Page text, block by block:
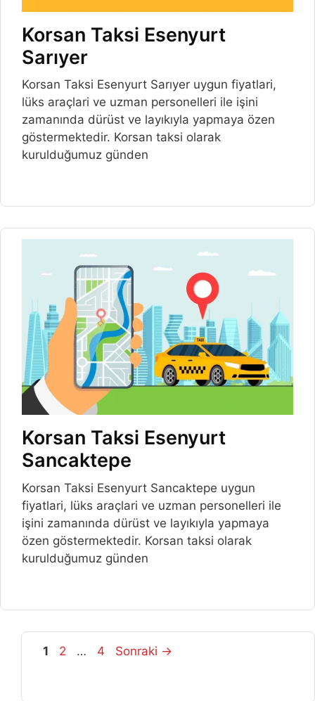
Korsan Taksi Esenyurt
Sarıyer
Korsan Taksi Esenyurt Sarıyer uygun fiyatlari,
lüks araçlari ve uzman personelleri ile işini
zamanında dürüst ve layıkıyla yapmaya özen
göstermektedir. Korsan taksi olarak
kurulduğumuz günden
Korsan Taksi Esenyurt
Sancaktepe
Korsan Taksi Esenyurt Sancaktepe uygun
fiyatlari, lüks araçlari ve uzman personelleri ile
işini zamanında dürüst ve layıkıyla yapmaya
özen göstermektedir. Korsan taksi olarak
kurulduğumuz günden
Sayfa
1 Sayfa
2 … Sayfa
4 Sonraki →